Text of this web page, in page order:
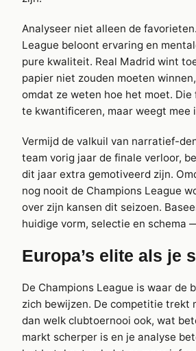
Analyseer niet alleen de
League beloont ervaring en
pure kwaliteit. Real Madrid wint
papier niet zouden moeten
omdat ze weten hoe het moet.
te kwantificeren, maar weegt mee
Vermijd de valkuil van narratief-
team vorig jaar de finale verloor,
dit jaar extra gemotiveerd zijn.
nog nooit de Champions League
over zijn kansen dit seizoen.
huidige vorm, selectie en schema
Europa’s elite als je
De Champions League is waar de
zich bewijzen. De competitie trekt
dan welk clubtoernooi ook, wat
markt scherper is en je analyse